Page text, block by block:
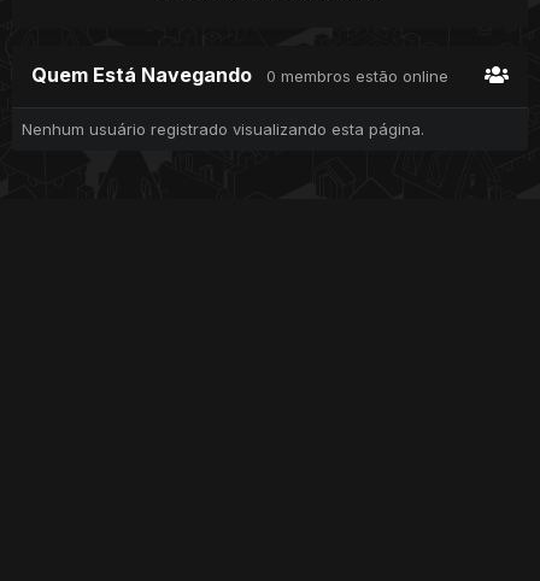
Quem Está Navegando 0 membros estão online
Nenhum usuário registrado visualizando esta página.